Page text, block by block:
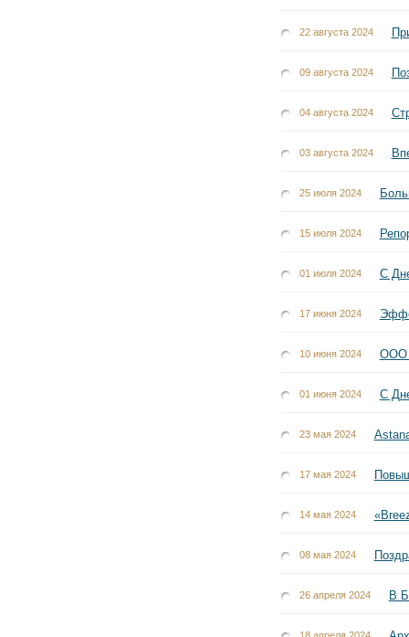
22 августа 2024
09 августа 2024
04 августа 2024
03 августа 2024
25 июля 2024
15 июля 2024
01 июля 2024 С
17 июня 2024
10 июня 2024 ООО
01 июня 2024 С
23 мая 2024
17 мая 2024
14 мая 2024
08 мая 2024
26 апреля 2024 В